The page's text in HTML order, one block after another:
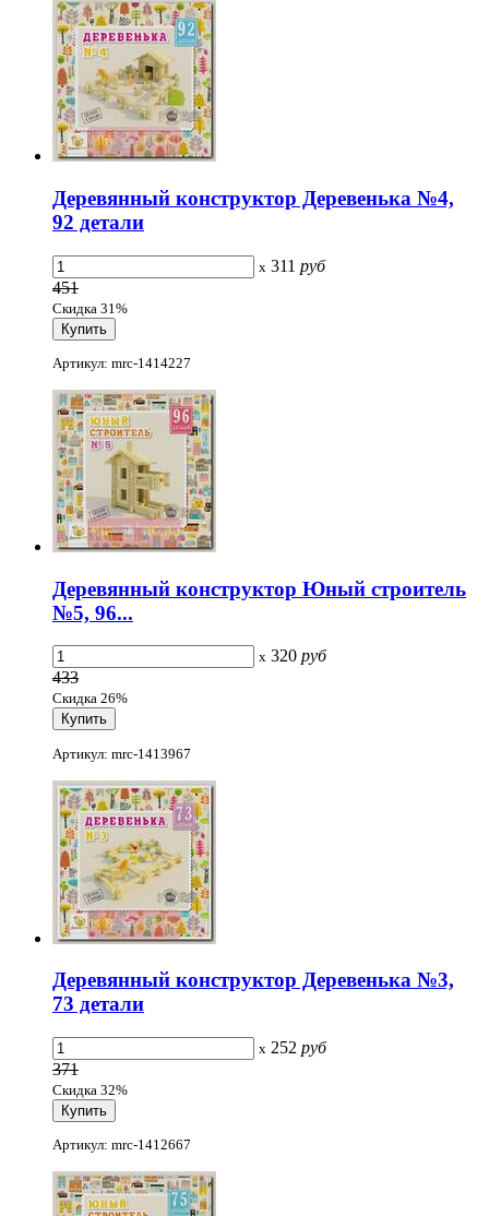
Деревянный конструктор Деревенька №4,
92 детали
x 311 руб
451
Скидка 31%
Артикул: mrc-1414227
Деревянный конструктор Юный строитель
№5, 96...
x 320 руб
433
Скидка 26%
Артикул: mrc-1413967
Деревянный конструктор Деревенька №3,
73 детали
x 252 руб
371
Скидка 32%
Артикул: mrc-1412667